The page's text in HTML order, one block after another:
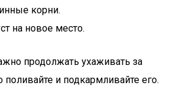
корни.
на новое место.
продолжать ухаживать за
и подкармливайте его.